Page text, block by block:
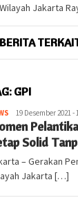
Wilayah Jakarta
BERITA
GPI
kabarlampung.com
19 Desember 2021 -
Solid
– Gerakan
Jakarta […]